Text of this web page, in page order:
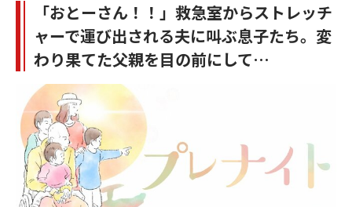
「おとーさん！！」救急室からストレッチ
ャーで運び出される夫に叫ぶ息子たち。変
わり果てた父親を目の前にして…